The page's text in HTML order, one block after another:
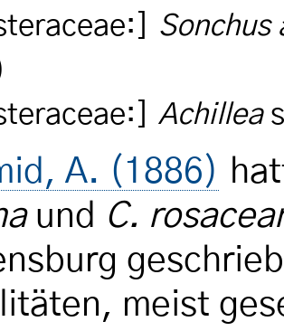
Sonchus
Achillea
A. (1886)
und C.
meist